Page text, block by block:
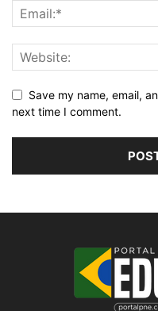
Save my name, email,
next time I comment.